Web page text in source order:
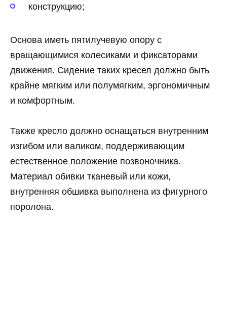
конструкцию;
Основа иметь пятилучевую опору с
вращающимися колесиками и фиксаторами
движения. Сидение таких кресел должно быть
крайне мягким или полумягким, эргономичным
и комфортным.
Также кресло должно оснащаться внутренним
изгибом или валиком, поддерживающим
естественное положение позвоночника.
Материал обивки тканевый или кожи,
внутренняя обшивка выполнена из фигурного
поролона.